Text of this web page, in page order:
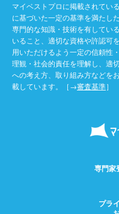
マイベストプロに掲載されてい
に基づいた一定の基準を満たし
専門的な知識・技術を有してい
いること、適切な資格や許認可
用いただけるよう一定の信頼性
理観・社会的責任を理解し、適
への考え方、取り組み方などを
載しています。［→審査基準］
専門家
プラ